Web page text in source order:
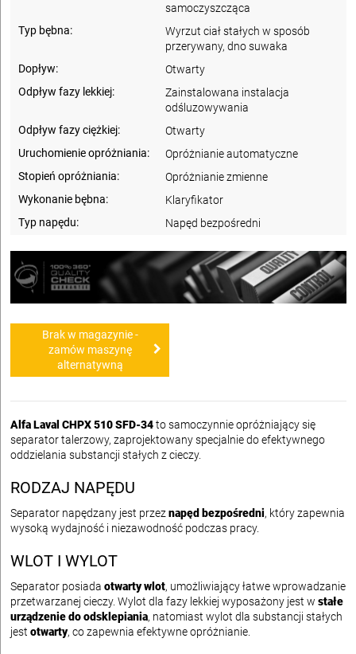
samoczyszcząca
Typ bębna:
Wyrzut ciał stałych w sposób
przerywany, dno suwaka
Dopływ:
Otwarty
Odpływ fazy lekkiej:
Zainstalowana instalacja
odśluzowywania
Odpływ fazy ciężkiej:
Otwarty
Uruchomienie opróżniania:
Opróżnianie automatyczne
Stopień opróżniania:
Opróżnianie zmienne
Wykonanie bębna:
Klaryfikator
Typ napędu:
Napęd bezpośredni
Brak w magazynie -
zamów maszynę
alternatywną
Alfa Laval CHPX 510 SFD-34to samoczynnie opróżniający się
separator talerzowy, zaprojektowany specjalnie do efektywnego
oddzielania substancji stałych z cieczy.
RODZAJ NAPĘDU
Separator napędzany jest przeznapęd bezpośredni, który zapewnia
wysoką wydajność i niezawodność podczas pracy.
WLOT I WYLOT
Separator posiada otwarty wlot, umożliwiający łatwe wprowadzanie
przetwarzanej cieczy. Wylot dla fazy lekkiej wyposażony jest w stałe
urządzenie do odsklepiania, natomiast wylot dla substancji stałych
jest otwarty, co zapewnia efektywne opróżnianie.